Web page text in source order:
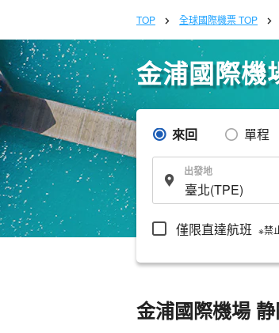
TOP 全球國際機票 TOP
金浦國際機
來回 單程
出發地
僅限直達航班 ※禁
金浦國際機場